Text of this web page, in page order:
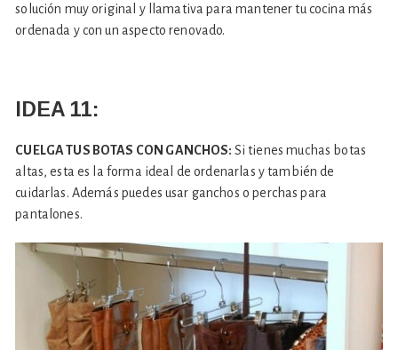
solución muy original y llamativa para mantener tu cocina más
ordenada y con un aspecto renovado.
IDEA 11:
CUELGA TUS BOTAS CON GANCHOS: Si tienes muchas botas
altas, esta es la forma ideal de ordenarlas y también de
cuidarlas. Además puedes usar ganchos o perchas para
pantalones.